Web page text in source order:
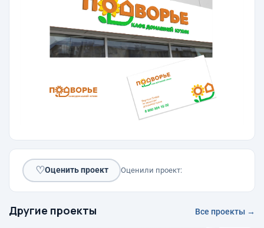
♡Оценить проект Оценили проект:
Другие проекты Все проекты →